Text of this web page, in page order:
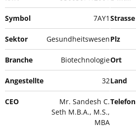
Symbol 7AY1
Sektor Gesundheitswesen
Branche Biotechnologie
Angestellte 32
CEO
Mr. Sandesh C.
Seth M.B.A., M.S.,
MBA
Strasse
Plz
Ort
Land
Telefon